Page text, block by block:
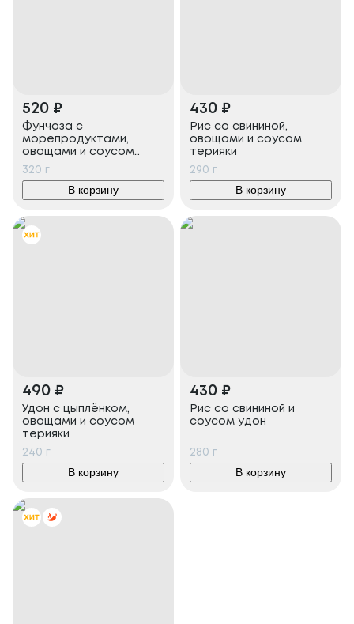
520 ₽
Фунчоза с
морепродуктами,
овощами и соусом
терияки
320 г
В корзину
430 ₽
Рис со свининой,
овощами и соусом
терияки
290 г
В корзину
490 ₽
Удон с цыплёнком,
овощами и соусом
терияки
240 г
В корзину
430 ₽
Рис со свининой и
соусом удон
280 г
В корзину